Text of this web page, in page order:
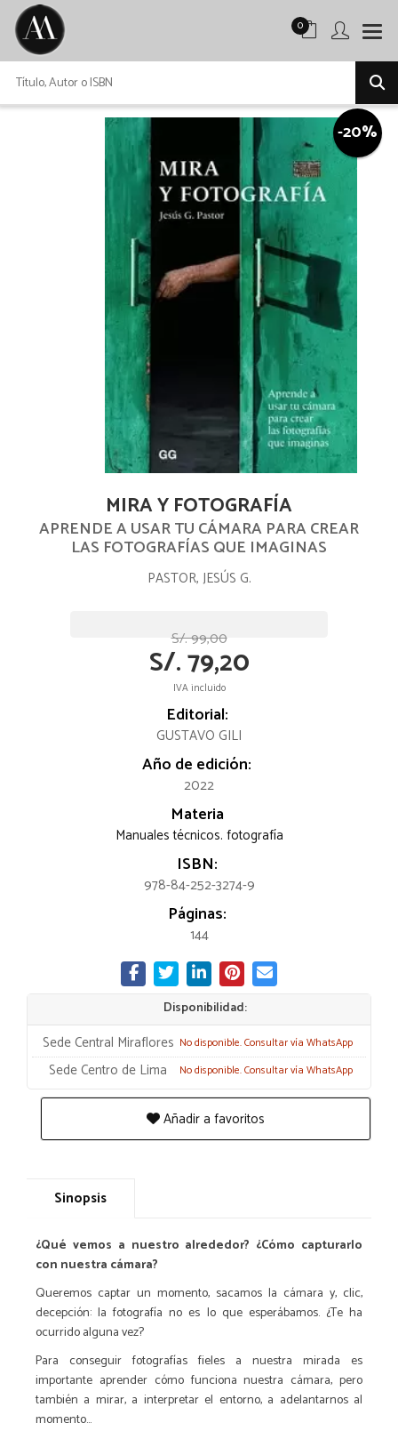
0
-20%
MIRA Y FOTOGRAFÍA
APRENDE A USAR TU CÁMARA PARA CREAR
LAS FOTOGRAFÍAS QUE IMAGINAS
PASTOR, JESÚS G.
S/. 99,00
S/. 79,20
IVA incluido
Editorial:
GUSTAVO GILI
Año de edición:
2022
Materia
Manuales técnicos. fotografía
ISBN:
978-84-252-3274-9
Páginas:
144
Disponibilidad:
Sede Central Miraflores No disponible. Consultar vía WhatsApp
Sede Centro de Lima No disponible. Consultar vía WhatsApp
Añadir a favoritos
Sinopsis
¿Qué vemos a nuestro alrededor? ¿Cómo capturarlo
con nuestra cámara?
Queremos captar un momento, sacamos la cámara y, clic,
decepción: la fotografía no es lo que esperábamos. ¿Te ha
ocurrido alguna vez?
Para conseguir fotografías fieles a nuestra mirada es
importante aprender cómo funciona nuestra cámara, pero
también a mirar, a interpretar el entorno, a adelantarnos al
momento...